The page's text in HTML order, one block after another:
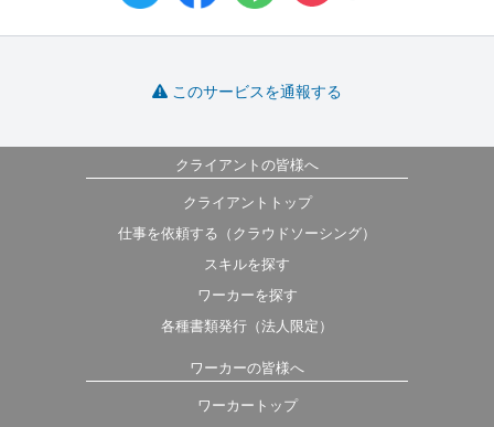
このサービスを通報する
クライアントの皆様へ
クライアントトップ
仕事を依頼する（クラウドソーシング）
スキルを探す
ワーカーを探す
各種書類発行（法人限定）
ワーカーの皆様へ
ワーカートップ